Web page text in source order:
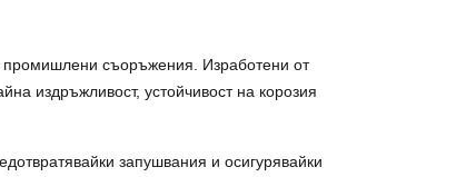
промишлени съоръжения. Изработени от
издръжливост, устойчивост на корозия
запушвания и осигурявайки